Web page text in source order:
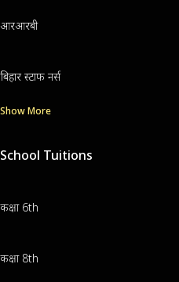
आरआरबी
बिहार स्टाफ नर्स
Show More
School Tuitions
कक्षा 6th
कक्षा 8th